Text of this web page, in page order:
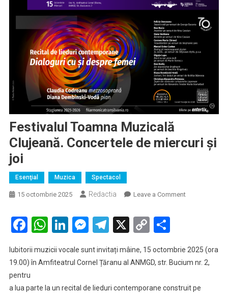
Festivalul Toamna Muzicală
Clujeană. Concertele de miercuri și
joi
Esenţial Muzica Spectacol
15 octombrie 2025 Redactia Leave a Commenton
Concertele
de
și
Facebook
WhatsApp
LinkedIn
Messenger
Telegram
X
Copy
Iubitorii muzicii vocale sunt invitați mâine, 15 octombrie 2025 (ora
19.00) în Amfiteatrul Cornel Țăranu al ANMGD, str. Bucium nr. 2,
pentru
a lua parte la un recital de lieduri contemporane construit pe